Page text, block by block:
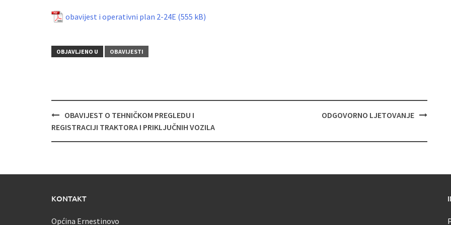
obavijest i operativni plan 2-24E
OBJAVLJENO U OBAVIJESTI
Navigacija
objava
OBAVIJEST O TEHNIČKOM PREGLEDU I
REGISTRACIJI TRAKTORA I PRIKLJUČNIH VOZILA
ODGOVORNO LJETOVANJE
KONTAKT
Općina Ernestinovo